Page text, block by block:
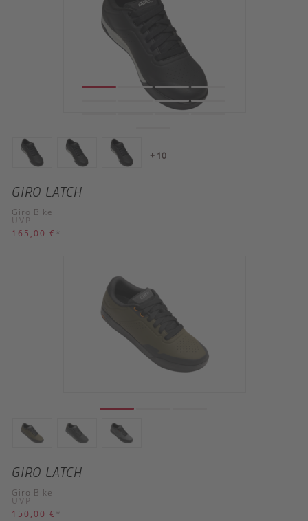
+ 10
GIRO LATCH
Giro Bike
UVP
165,00 € *
GIRO LATCH
Giro Bike
UVP
150,00 € *